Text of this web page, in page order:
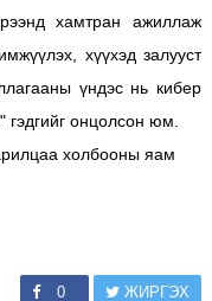
хамтран ажиллаж
хүүхэд залууст
үндэс нь кибер
онцолсон юм.
холбооны яам
0 ЖИРГЭХ